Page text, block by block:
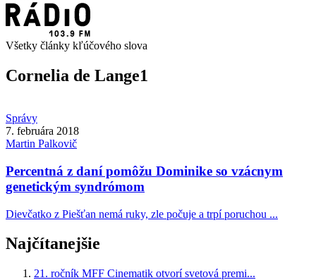
Všetky články kľúčového slova
Cornelia de Lange1
Správy
7. februára 2018
Martin Palkovič
Percentná z daní pomôžu Dominike so vzácnym
genetickým syndrómom
Dievčatko z Piešťan nemá ruky, zle počuje a trpí poruchou ...
Najčítanejšie
21. ročník MFF Cinematik otvorí svetová premi...